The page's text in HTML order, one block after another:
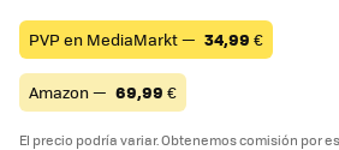
PVP en MediaMarkt — 34,99 €
Amazon — 69,99 €
El precio podría variar. Obtenemos comisión por